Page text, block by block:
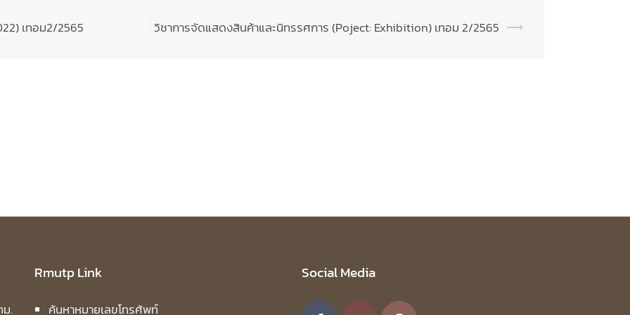
เทอม2/2565 วิชาการจัดแสดงสินค้าและนิทรรศการ (Poject: Exhibition) เทอม 2/2565 ⟶
.
Rmutp Link
ค้นหาหมายเลขโทรศัพท์
Social Media